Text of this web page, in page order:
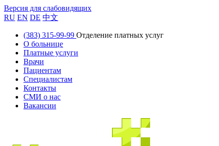
Версия для слабовидящих
RU EN DE 中文
(383) 315-99-99 Отделение платных услуг
О больнице
Платные услуги
Врачи
Пациентам
Специалистам
Контакты
СМИ о нас
Вакансии